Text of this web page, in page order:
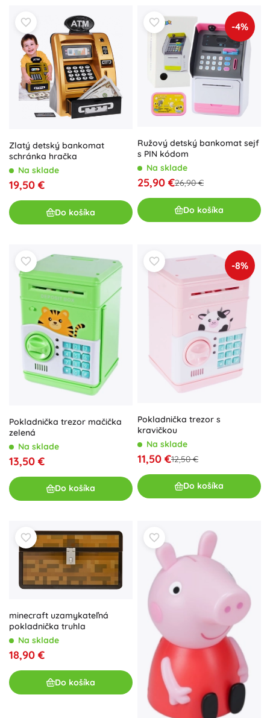
Zlatý detský bankomat
schránka hračka
Na sklade
19,50 €
Do košíka
-4%
Ružový detský bankomat sejf
s PIN kódom
Na sklade
25,90 €26,90 €
Do košíka
Pokladnička trezor mačička
zelená
Na sklade
13,50 €
Do košíka
-8%
Pokladnička trezor s
kravičkou
Na sklade
11,50 €12,50 €
Do košíka
minecraft uzamykateľná
pokladnička truhla
Na sklade
18,90 €
Do košíka